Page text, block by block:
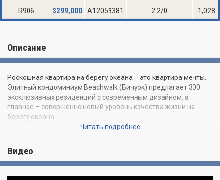
R906
$299,000 A12059381 2 2/0 1,028
Описание
Роскошная квартира на берегу океана – это квартира мечты.
Элитный кондоминиум Beachwalk (Бичуок) предлагает 300
эксклюзивных резиденций с современным дизайном, а
главное – совершенно новый уровень качества жизни на
берегу океана.
Потрясающие виды, великолепная отделка и оформление
составляющие успеха кондоминиума Beachwalk. В двух- и
трехэтажных резиденциях открытой планировки – окна во
Читать подробнее
Видео